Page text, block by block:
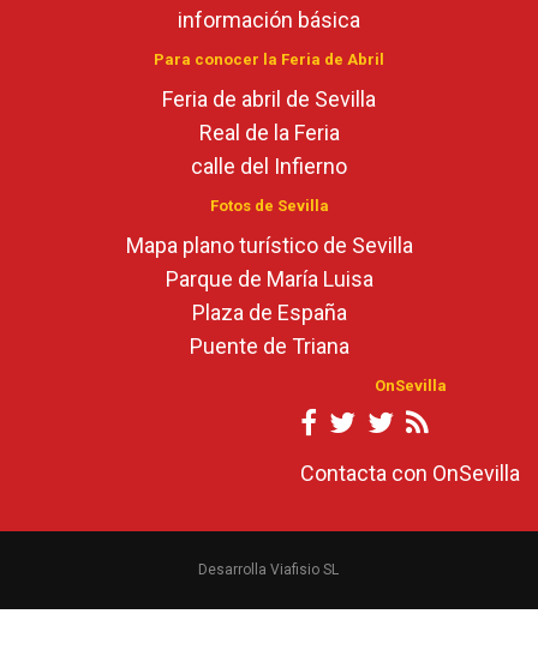
información básica
Para conocer la Feria de Abril
Feria de abril de Sevilla
Real de la Feria
calle del Infierno
Fotos de Sevilla
Mapa plano turístico de Sevilla
Parque de María Luisa
Plaza de España
Puente de Triana
OnSevilla
Contacta con OnSevilla
Desarrolla Viafisio SL